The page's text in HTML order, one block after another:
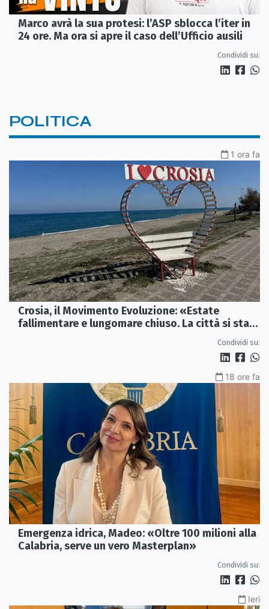
Marco avrà la sua protesi: l’ASP sblocca l’iter in
24 ore. Ma ora si apre il caso dell’Ufficio ausili
Condividi su:
POLITICA
1 ora fa
Crosia, il Movimento Evoluzione: «Estate
fallimentare e lungomare chiuso. La città si sta
Condividi su:
18 ore fa
Emergenza idrica, Madeo: «Oltre 100 milioni alla
Calabria, serve un vero Masterplan»
Condividi su:
Ieri